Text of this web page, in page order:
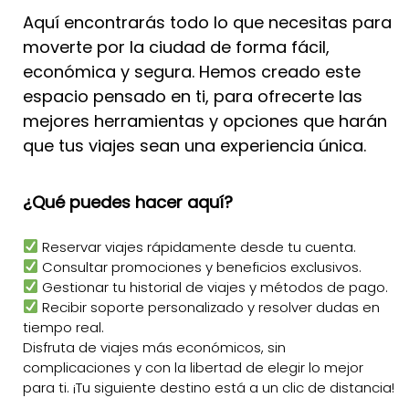
Aquí encontrarás todo lo que necesitas para
moverte por la ciudad de forma fácil,
económica y segura. Hemos creado este
espacio pensado en ti, para ofrecerte las
mejores herramientas y opciones que harán
que tus viajes sean una experiencia única.
¿Qué puedes hacer aquí?
Reservar viajes rápidamente desde tu cuenta.
Consultar promociones y beneficios exclusivos.
Gestionar tu historial de viajes y métodos de pago.
Recibir soporte personalizado y resolver dudas en
tiempo real.
Disfruta de viajes más económicos, sin
complicaciones y con la libertad de elegir lo mejor
para ti. ¡Tu siguiente destino está a un clic de distancia!